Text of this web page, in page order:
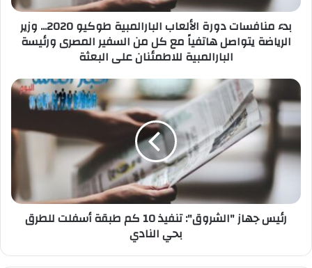
الرياضة
يتواصل
هاتفياً
من
السفير
المصرى
ورئيسة
البارالمبية
للاطمئنان
على
بدء منافسات دورة الألعاب البارالمبية طوكيو 2020... وزير
الرياضة يتواصل هاتفياً مع كل من السفير المصرى ورئيسة
البارالمبية للاطمئنان على البعثة
رئيس
جهاز
"الشروق":
تنفيذ
10
كم
طبقة
للطرق
بحي
رئيس جهاز "الشروق": تنفيذ 10 كم طبقة أسفلت للطرق
بحي النادي